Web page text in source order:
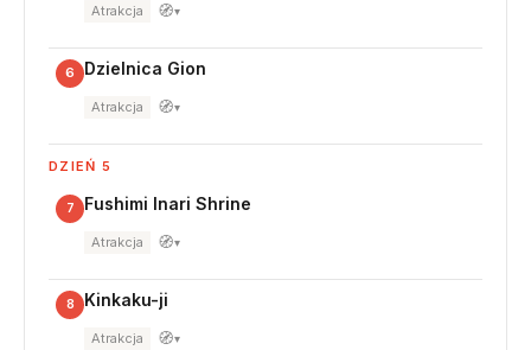
Atrakcja 🧭▾
6 Dzielnica Gion
Atrakcja 🧭▾
DZIEŃ 5
7 Fushimi Inari Shrine
Atrakcja 🧭▾
8 Kinkaku-ji
Atrakcja 🧭▾